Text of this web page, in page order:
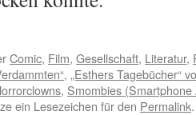
Comic, Film, Gesellschaft, Literatur,
, „Esthers Tagebücher“
, Smombies (Smartphone
ein Lesezeichen für den Permalink.